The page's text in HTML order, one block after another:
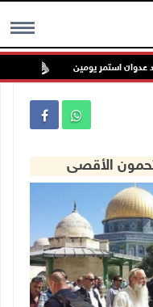
MENU استمر يومين
الأقصى